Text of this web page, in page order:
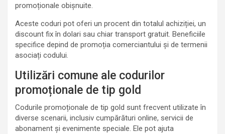
promoționale obișnuite.
Aceste coduri pot oferi un procent din totalul achiziției, un
discount fix în dolari sau chiar transport gratuit. Beneficiile
specifice depind de promoția comerciantului și de termenii
asociați codului.
Utilizări comune ale codurilor
promoționale de tip gold
Codurile promoționale de tip gold sunt frecvent utilizate în
diverse scenarii, inclusiv cumpărături online, servicii de
abonament și evenimente speciale. Ele pot ajuta